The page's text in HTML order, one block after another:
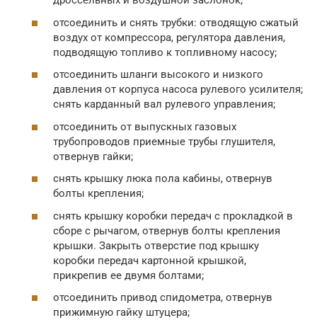
отсоединить и снять трубки: отводящую сжатый
воздух от компрессора, регулятора давления,
подводящую топливо к топливному насосу;
отсоединить шланги высокого и низкого
давления от корпуса насоса рулевого усилителя;
снять карданный вал рулевого управления;
отсоединить от выпускных газовых
трубопроводов приемные трубы глушителя,
отвернув гайки;
снять крышку люка пола кабины, отвернув
болты крепления;
снять крышку коробки передач с прокладкой в
сборе с рычагом, отвернув болты крепления
крышки. Закрыть отверстие под крышку
коробки передач картонной крышкой,
прикрепив ее двумя болтами;
отсоединить привод спидометра, отвернув
прижимную гайку штуцера;